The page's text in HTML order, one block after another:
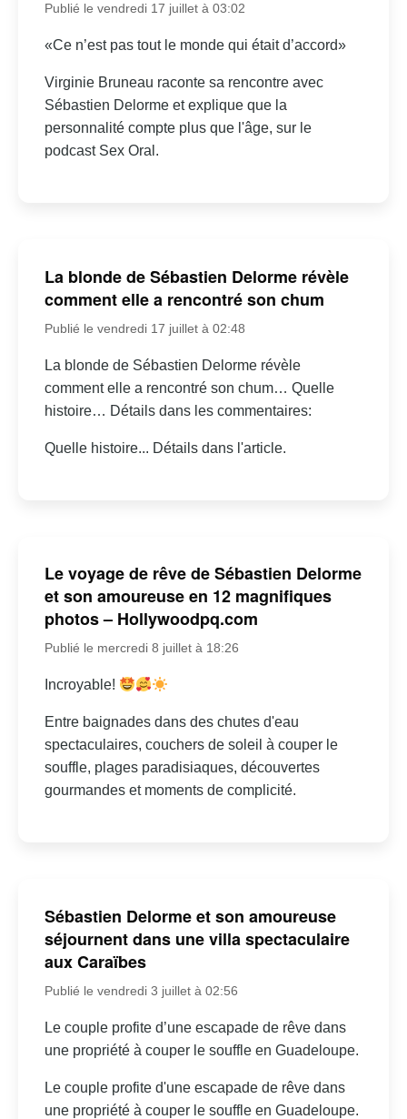
Publié le vendredi 17 juillet à 03:02
«Ce n’est pas tout le monde qui était d’accord»
Virginie Bruneau raconte sa rencontre avec
Sébastien Delorme et explique que la
personnalité compte plus que l'âge, sur le
podcast Sex Oral.
La blonde de Sébastien Delorme révèle
comment elle a rencontré son chum
Publié le vendredi 17 juillet à 02:48
La blonde de Sébastien Delorme révèle
comment elle a rencontré son chum… Quelle
histoire… Détails dans les commentaires:
Quelle histoire... Détails dans l'article.
Le voyage de rêve de Sébastien Delorme
et son amoureuse en 12 magnifiques
photos – Hollywoodpq.com
Publié le mercredi 8 juillet à 18:26
Incroyable!
Entre baignades dans des chutes d'eau
spectaculaires, couchers de soleil à couper le
souffle, plages paradisiaques, découvertes
gourmandes et moments de complicité.
Sébastien Delorme et son amoureuse
séjournent dans une villa spectaculaire
aux Caraïbes
Publié le vendredi 3 juillet à 02:56
Le couple profite d’une escapade de rêve dans
une propriété à couper le souffle en Guadeloupe.
Le couple profite d'une escapade de rêve dans
une propriété à couper le souffle en Guadeloupe.